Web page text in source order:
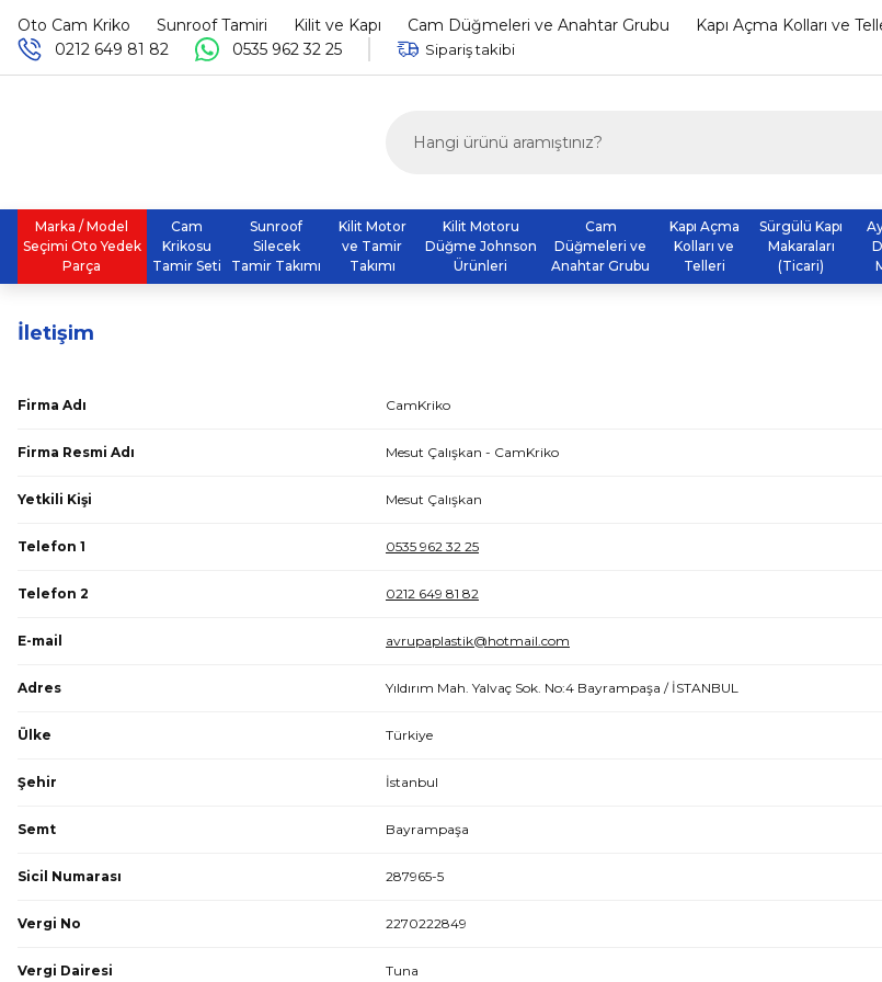
Oto Cam Kriko Sunroof Tamiri Kilit ve Kapı Cam Düğmeleri ve Anahtar Grubu Kapı Açma Kolları ve
0212 649 81 82
0535 962 32 25 Sipariş takibi
Marka / Model
Seçimi Oto Yedek
Parça
Cam
Krikosu
Tamir Seti
Sunroof
Silecek
Tamir Takımı
Kilit Motor
ve Tamir
Takımı
Kilit Motoru
Düğme Johnson
Ürünleri
Cam
Düğmeleri ve
Anahtar Grubu
Kapı Açma
Kolları ve
Telleri
Sürgülü Kapı
Makaraları
(Ticari)
İletişim
Firma Adı CamKriko
Firma Resmi Adı Mesut Çalışkan - CamKriko
Yetkili Kişi Mesut Çalışkan
Telefon 1 0535 962 32 25
Telefon 2 0212 649 81 82
E-mail avrupaplastik@hotmail.com
Adres Yıldırım Mah. Yalvaç Sok. No:4 Bayrampaşa / İSTANBUL
Ülke Türkiye
Şehir İstanbul
Semt Bayrampaşa
Sicil Numarası 287965-5
Vergi No 2270222849
Vergi Dairesi Tuna